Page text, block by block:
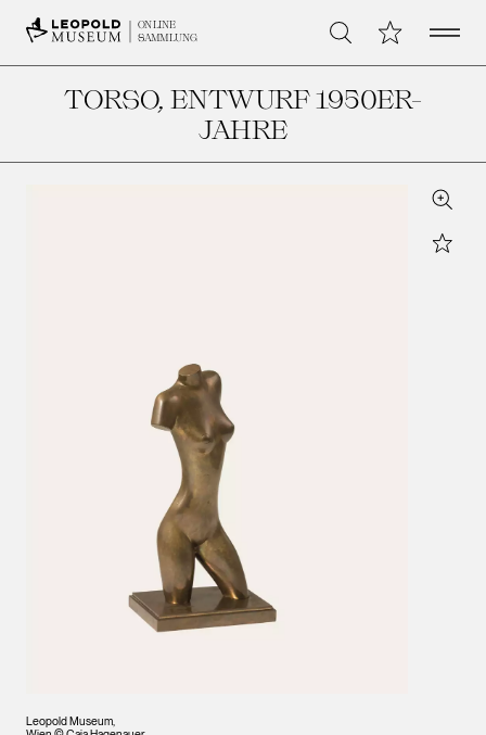
ONLINE
SAMMLUNG
Suche Meine Open
TORSO, ENTWURF 1950ER-
JAHRE
Leopold Museum,
Zoom
Star